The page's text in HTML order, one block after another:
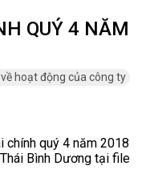
QUÝ 4 NĂM
hoạt động của công ty
chính quý 4 năm 2018
Bình Dương tại file